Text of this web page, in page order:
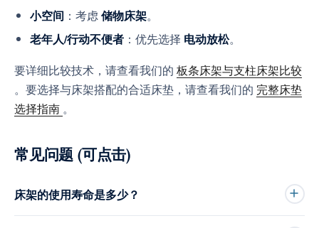
小空间 ：考虑储物床架。
老年人/行动不便者 ：优先选择 电动放松。
要详细比较技术，请查看我们的 板条床架与支柱床架比较
。要选择与床架搭配的合适床垫，请查看我们的 完整床垫
选择指南 。
常见问题 (可点击)
床架的使用寿命是多少？